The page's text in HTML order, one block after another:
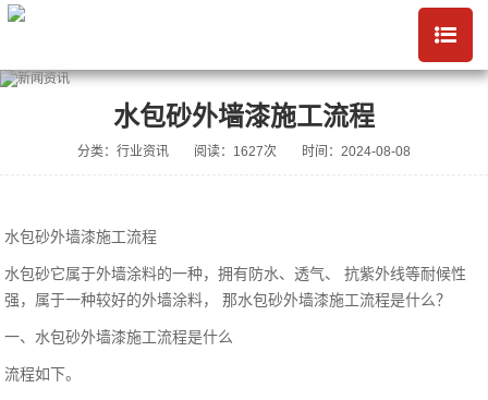
水包砂外墙漆施工流程
分类：行业资讯 阅读：1627次 时间：2024-08-08
水包砂外墙漆施工流程
水包砂它属于外墙涂料的一种，拥有防水、透气、 抗紫外线等耐候性
强，属于一种较好的外墙涂料， 那水包砂外墙漆施工流程是什么？
一、水包砂外墙漆施工流程是什么
流程如下。